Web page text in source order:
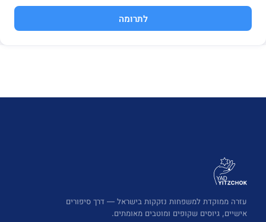
לתרומה
עזרה ממוקדת למשפחות נזקקות בישראל — דרך סיפורים
אישיים, גיוסים שקופים ומוטבים מאומתים.